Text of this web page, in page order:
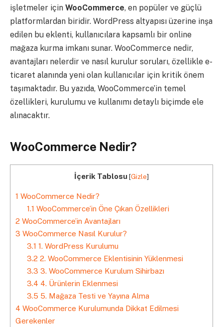
işletmeler için WooCommerce, en popüler ve güçlü
platformlardan biridir. WordPress altyapısı üzerine inşa
edilen bu eklenti, kullanıcılara kapsamlı bir online
mağaza kurma imkanı sunar. WooCommerce nedir,
avantajları nelerdir ve nasıl kurulur soruları, özellikle e-
ticaret alanında yeni olan kullanıcılar için kritik önem
taşımaktadır. Bu yazıda, WooCommerce’in temel
özellikleri, kurulumu ve kullanımı detaylı biçimde ele
alınacaktır.
WooCommerce Nedir?
İçerik Tablosu[Gizle]
1 WooCommerce Nedir?
1.1 WooCommerce’in Öne Çıkan Özellikleri
2 WooCommerce’in Avantajları
3 WooCommerce Nasıl Kurulur?
3.1 1. WordPress Kurulumu
3.2 2. WooCommerce Eklentisinin Yüklenmesi
3.3 3. WooCommerce Kurulum Sihirbazı
3.4 4. Ürünlerin Eklenmesi
3.5 5. Mağaza Testi ve Yayına Alma
4 WooCommerce Kurulumunda Dikkat Edilmesi
Gerekenler